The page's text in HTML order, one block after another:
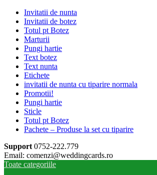
Invitatii de nunta
Invitatii de botez
Totul pt Botez
Marturii
Pungi hartie
Text botez
Text nunta
Etichete
invitatii de nunta cu tiparire normala
Promotii!
Pungi hartie
Sticle
Totul pt Botez
Pachete – Produse la set cu tiparire
Support 0752-222.779
Email: comenzi@weddingcards.ro
Toate categoriile